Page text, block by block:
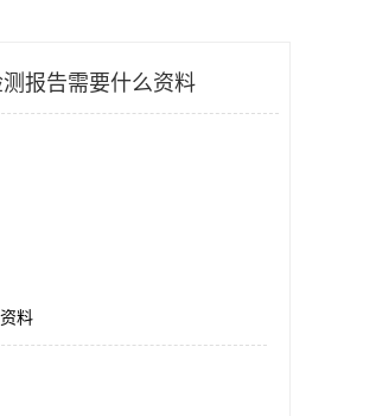
报告需要什么资料
料